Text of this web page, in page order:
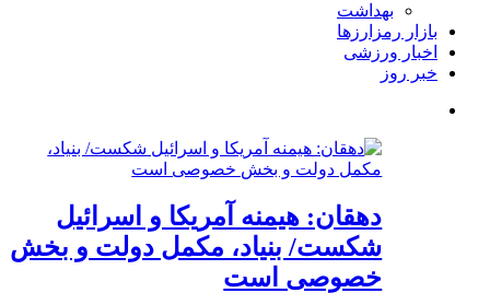
بهداشت
بازار رمزارزها
اخبار ورزشی
خبر روز
دهقان: هیمنه آمریکا و اسرائیل
شکست/ بنیاد، مکمل دولت و بخش
خصوصی است